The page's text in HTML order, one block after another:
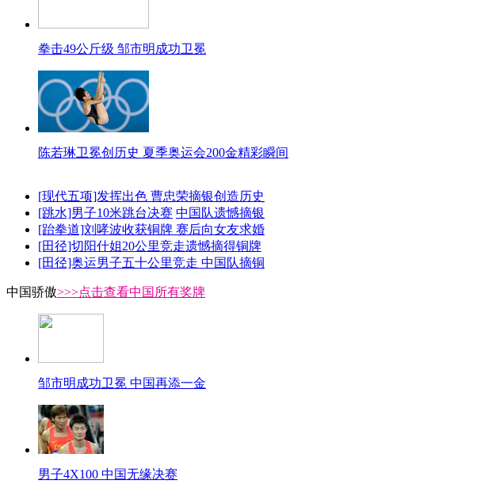
拳击49公斤级 邹市明成功卫冕
陈若琳卫冕创历史 夏季奥运会200金精彩瞬间
[现代五项]发挥出色 曹忠荣摘银创造历史
[跳水]男子10米跳台决赛 中国队遗憾摘银
[跆拳道]刘哮波收获铜牌 赛后向女友求婚
[田径]切阳什姐20公里竞走遗憾摘得铜牌
[田径]奥运男子五十公里竞走 中国队摘铜
中国骄傲>>>点击查看中国所有奖牌
邹市明成功卫冕 中国再添一金
男子4X100 中国无缘决赛